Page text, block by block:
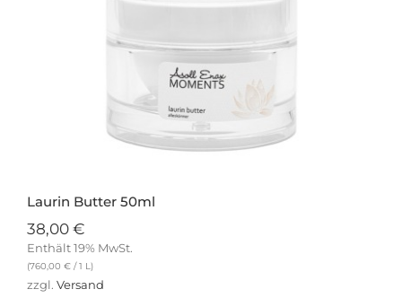
Laurin Butter 50ml
38,00 €
Enthält 19% MwSt.
(760,00 € / 1 L)
zzgl. Versand